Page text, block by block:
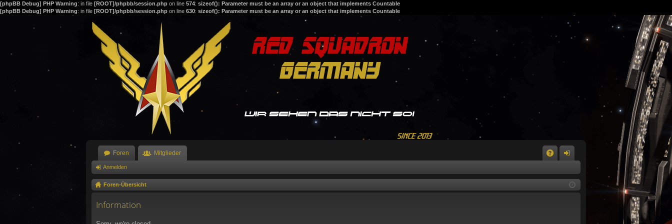
[phpBB Debug] PHP Warning: in file [ROOT]/phpbb/session.php on line 574: sizeof(): Parameter must be an array or an object that implements Countable
[phpBB Debug] PHP Warning: in file [ROOT]/phpbb/session.php on line 630: sizeof(): Parameter must be an array or an object that implements Countable
Foren Mitglieder
m
Anmelden
Foren-Übersicht
Information